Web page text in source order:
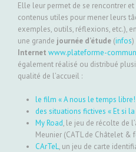
Elle leur permet de se rencontrer
contenus utiles pour mener leurs
exemples, outils, réflexions, etc.),
une grande journée d’étude (infos)
Internet www.plateforme-
également réalisé ou distribué
qualité de l’accueil :
le film « A nous le temps libre!
des situations fictives « Et si la
My Road, le jeu de récolte de
Meunier (CATL de Châtelet &
CArTeL, un jeu de carte